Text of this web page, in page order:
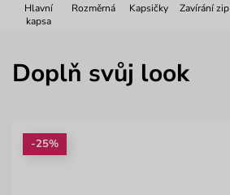
Hlavní
kapsa
Rozměrná Kapsičky Zavírání zip
Doplň svůj look
-25%